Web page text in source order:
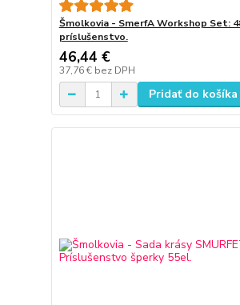
Šmolkovia - SmerfA Workshop Set:
príslušenstvo.
46,44 €
37,76 € bez DPH
Pridať do košíka